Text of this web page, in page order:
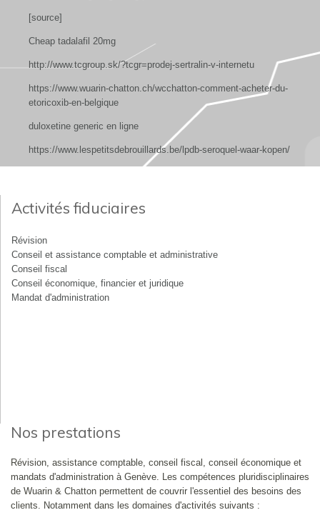
[source]
Cheap tadalafil 20mg
http://www.tcgroup.sk/?tcgr=prodej-sertralin-v-internetu
https://www.wuarin-chatton.ch/wcchatton-comment-acheter-du-
etoricoxib-en-belgique
duloxetine generic en ligne
https://www.lespetitsdebrouillards.be/lpdb-seroquel-waar-kopen/
Activités fiduciaires
Révision
Conseil et assistance comptable et administrative
Conseil fiscal
Conseil économique, financier et juridique
Mandat d'administration
Nos prestations
Révision, assistance comptable, conseil fiscal, conseil économique et
mandats d'administration à Genève. Les compétences pluridisciplinaires
de Wuarin & Chatton permettent de couvrir l'essentiel des besoins des
clients. Notamment dans les domaines d'activités suivants :